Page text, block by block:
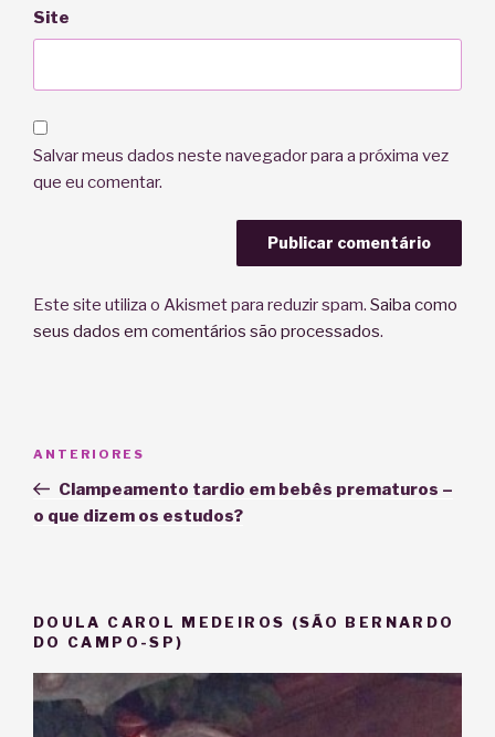
Site
Salvar meus dados neste navegador para a próxima vez
que eu comentar.
Este site utiliza o Akismet para reduzir spam. Saiba como
seus dados em comentários são processados.
Post
Post
anterior
ANTERIORES
Clampeamento tardio em bebês prematuros –
o que dizem os estudos?
DOULA CAROL MEDEIROS (SÃO BERNARDO
DO CAMPO-SP)